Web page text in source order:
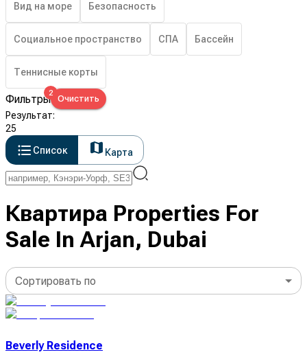
Вид на море Безопасность
Социальное пространство СПА Бассейн
Теннисные корты
Фильтры2
Очистить
Результат:
25
Список
Карта
Квартира Properties For
Sale In Arjan, Dubai
Сортировать по
Beverly Residence